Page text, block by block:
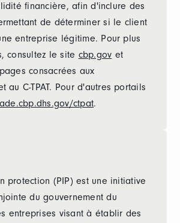
financière, afin d'inclure des
de déterminer si le client
entreprise légitime. Pour plus
consultez le site cbp.gov et
consacrées aux
au C-TPAT. Pour d'autres portails
ctpat.
protection (PIP) est une initiative
du gouvernement du
entreprises visant à établir des